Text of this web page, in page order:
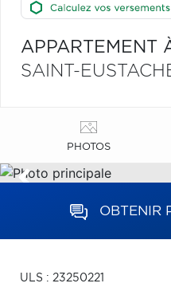
APPARTEMENT
SAINT-
PHOTOS
OBTENIR
ULS : 23250221